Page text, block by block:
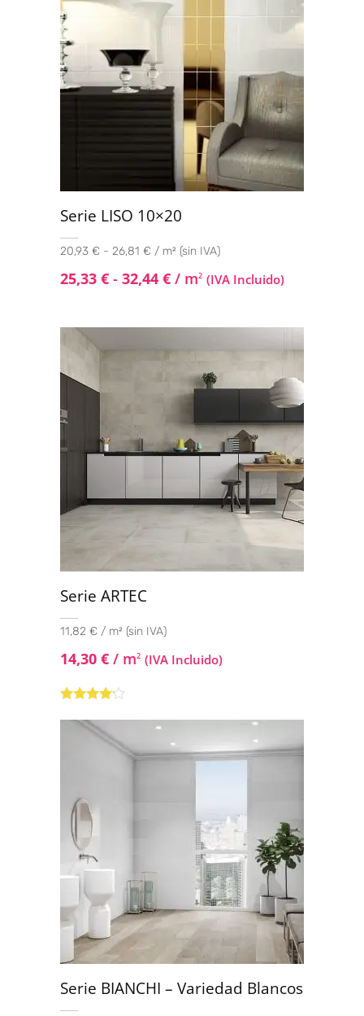
Serie LISO 10×20
20,93 € - 26,81 € / m² (sin IVA)
25,33 € - 32,44 € / m2 (IVA Incluido)
Serie ARTEC
11,82 € / m² (sin IVA)
14,30 € / m2 (IVA Incluido)
con 4.00
Serie BIANCHI – Variedad Blancos